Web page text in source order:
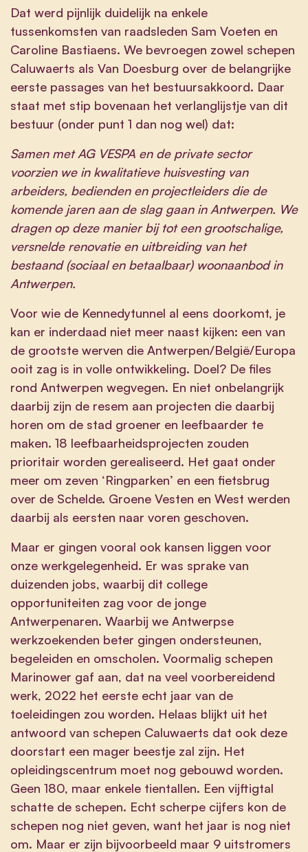
Dat werd pijnlijk duidelijk na enkele
tussenkomsten van raadsleden Sam Voeten en
Caroline Bastiaens. We bevroegen zowel schepen
Caluwaerts als Van Doesburg over de belangrijke
eerste passages van het bestuursakkoord. Daar
staat met stip bovenaan het verlanglijstje van dit
bestuur (onder punt 1 dan nog wel) dat:
Samen met AG VESPA en de private sector
voorzien we in kwalitatieve huisvesting van
arbeiders, bedienden en projectleiders die de
komende jaren aan de slag gaan in Antwerpen. We
dragen op deze manier bij tot een grootschalige,
versnelde renovatie en uitbreiding van het
bestaand (sociaal en betaalbaar) woonaanbod in
Antwerpen.
Voor wie de Kennedytunnel al eens doorkomt, je
kan er inderdaad niet meer naast kijken: een van
de grootste werven die Antwerpen/België/Europa
ooit zag is in volle ontwikkeling. Doel? De files
rond Antwerpen wegvegen. En niet onbelangrijk
daarbij zijn de resem aan projecten die daarbij
horen om de stad groener en leefbaarder te
maken. 18 leefbaarheidsprojecten zouden
prioritair worden gerealiseerd. Het gaat onder
meer om zeven ‘Ringparken’ en een fietsbrug
over de Schelde. Groene Vesten en West werden
daarbij als eersten naar voren geschoven.
Maar er gingen vooral ook kansen liggen voor
onze werkgelegenheid. Er was sprake van
duizenden jobs, waarbij dit college
opportuniteiten zag voor de jonge
Antwerpenaren. Waarbij we Antwerpse
werkzoekenden beter gingen ondersteunen,
begeleiden en omscholen. Voormalig schepen
Marinower gaf aan, dat na veel voorbereidend
werk, 2022 het eerste echt jaar van de
toeleidingen zou worden. Helaas blijkt uit het
antwoord van schepen Caluwaerts dat ook deze
doorstart een mager beestje zal zijn. Het
opleidingscentrum moet nog gebouwd worden.
Geen 180, maar enkele tientallen. Een vijftigtal
schatte de schepen. Echt scherpe cijfers kon de
schepen nog niet geven, want het jaar is nog niet
om. Maar er zijn bijvoorbeeld maar 9 uitstromers